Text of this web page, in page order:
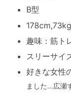
B型
178cm,73kg
趣味：筋ト
スリーサイ
好きな女性
ました…広瀬